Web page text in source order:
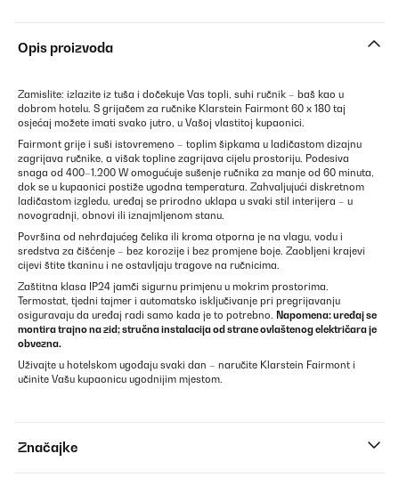
Opis proizvoda
Zamislite: izlazite iz tuša i dočekuje Vas topli, suhi ručnik – baš kao u
dobrom hotelu. S grijačem za ručnike Klarstein Fairmont 60 x 180 taj
osjećaj možete imati svako jutro, u Vašoj vlastitoj kupaonici.
Fairmont grije i suši istovremeno – toplim šipkama u ladičastom dizajnu
zagrijava ručnike, a višak topline zagrijava cijelu prostoriju. Podesiva
snaga od 400–1.200 W omogućuje sušenje ručnika za manje od 60 minuta,
dok se u kupaonici postiže ugodna temperatura. Zahvaljujući diskretnom
ladičastom izgledu, uređaj se prirodno uklapa u svaki stil interijera – u
novogradnji, obnovi ili iznajmljenom stanu.
Površina od nehrđajućeg čelika ili kroma otporna je na vlagu, vodu i
sredstva za čišćenje – bez korozije i bez promjene boje. Zaobljeni krajevi
cijevi štite tkaninu i ne ostavljaju tragove na ručnicima.
Zaštitna klasa IP24 jamči sigurnu primjenu u mokrim prostorima.
Termostat, tjedni tajmer i automatsko isključivanje pri pregrijavanju
osiguravaju da uređaj radi samo kada je to potrebno. Napomena: uređaj se
montira trajno na zid; stručna instalacija od strane ovlaštenog električara je
obvezna.
Uživajte u hotelskom ugođaju svaki dan – naručite Klarstein Fairmont i
učinite Vašu kupaonicu ugodnijim mjestom.
Značajke